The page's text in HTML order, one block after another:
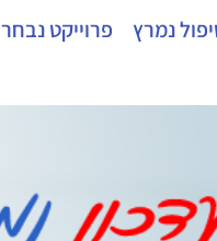
נמרץ פרוייקט נבחר